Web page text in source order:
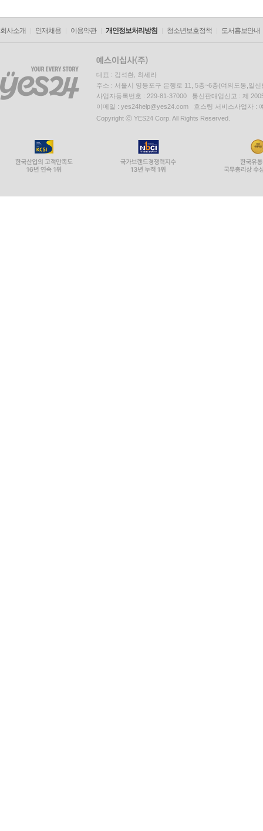
회사소개 인재채용 이용약관 개인정보처리방침 청소년보호정책 도서홍보안내
대표 : 김석환, 최세라
주소 : 서울시 영등포구 은행로 11, 5층~6층(여의도동,일신
사업자등록번호 : 229-81-37000 통신판매업신고 : 제
이메일 : yes24help@yes24.com 호스팅 서비스사업자 :
Copyright ⓒ YES24 Corp. All Rights Reserved.